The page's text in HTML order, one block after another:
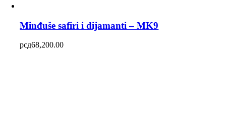
Minđuše safiri i dijamanti – MK9
рсд68,200.00